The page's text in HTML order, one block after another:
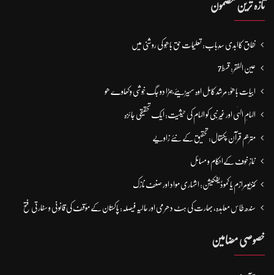
تازہ ترین مضمون
نفاق کاابدی سدِباب: تعلیمات حق باھُو کی روشنی میں
عین الفقر: قسط7
ابیات باھوؒ: مُرشد کامِل اوہ سہیڑیئے جہڑا دو جگ خُوشی وِکھاوے ھو
الہامِ الہٰی اور غیر نبی کو الہام کی حیثیت: ایک تحقیقی جائزہ
مترجم قرآن پکتھال: تحقیق کے نئے زاویے
نمازِ خوف کےاحکام و مسائل
کنزیومرازم یا کموڈیفکیشن: اشہاری مواد اور صنف نازک
سندھ طاس معاہدہ، بھارت کی ہٹ دھرمی اور حالیہ فیصلہ: پاکستان کے مؤقف کی قانونی و سفارتی فتح
خصوصی مضامین